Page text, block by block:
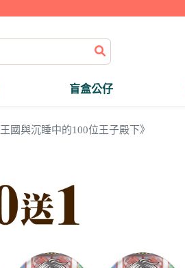
盲盒公仔
王國與沉睡中的100位王子殿下》